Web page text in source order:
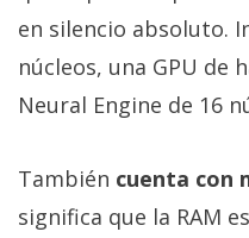
en silencio absoluto.
núcleos, una GPU de
Neural Engine de 16
También cuenta con
significa que la RAM